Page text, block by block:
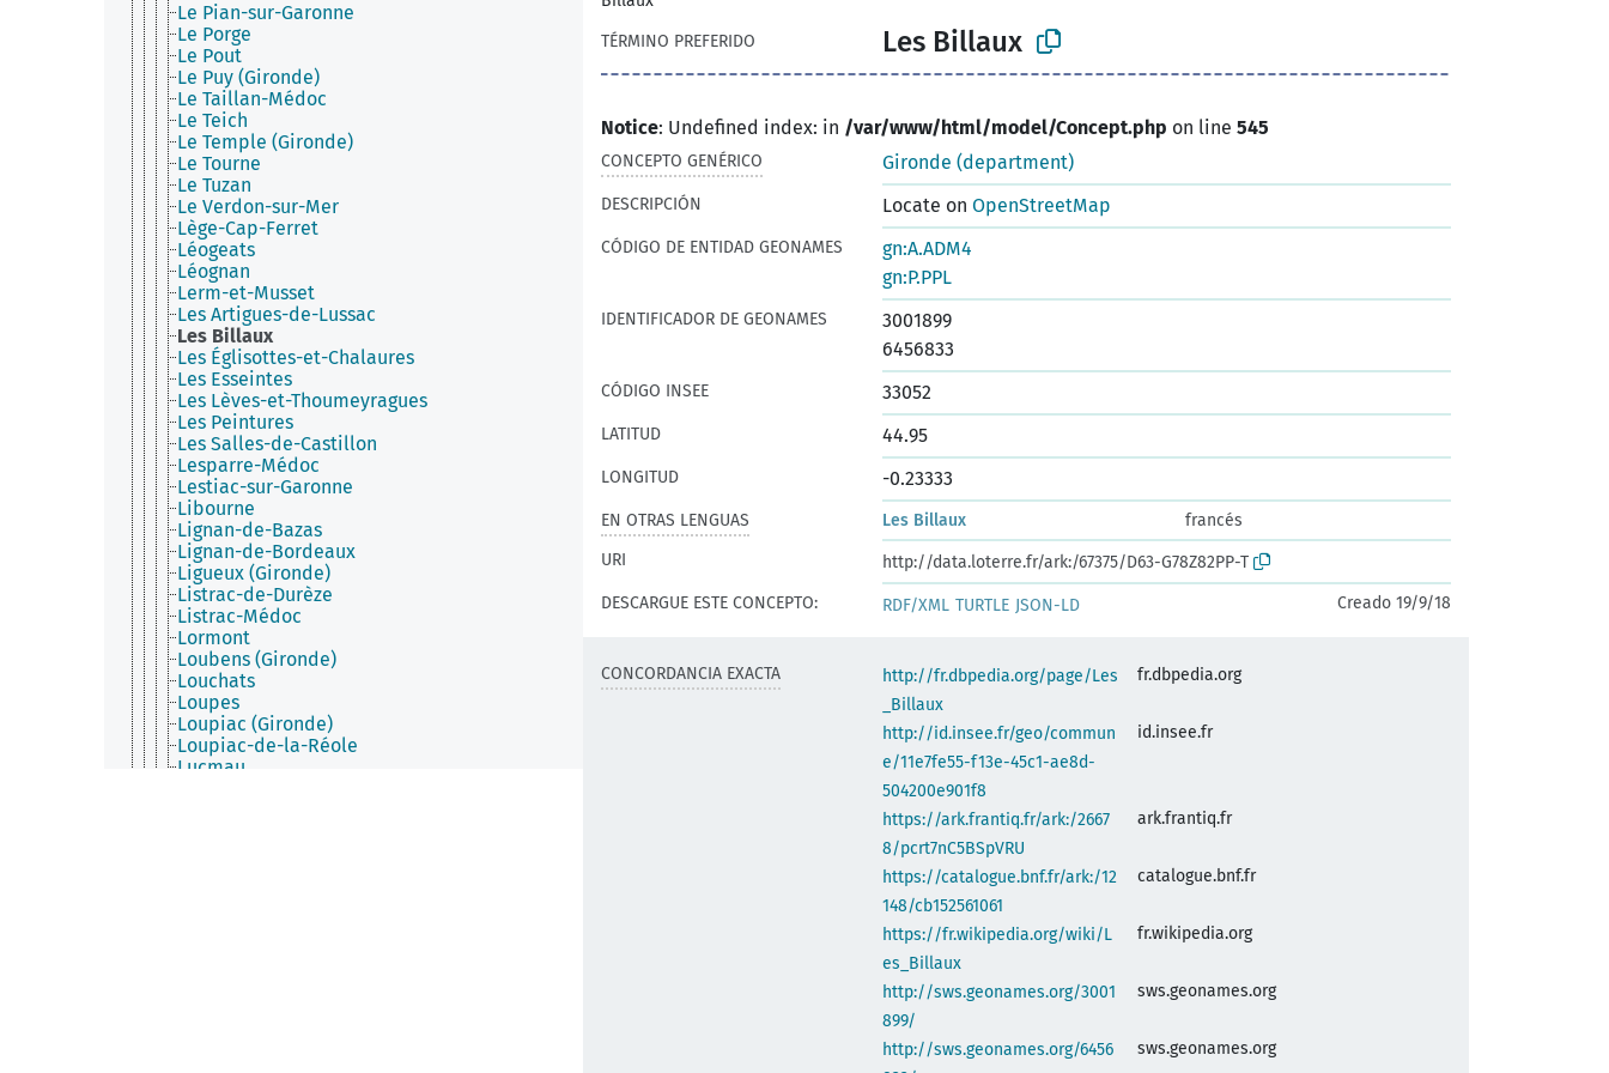
Le Pian-sur-Garonne
Le Porge
Le Pout
Le Puy (Gironde)
Le Taillan-Médoc
Le Teich
Le Temple (Gironde)
Le Tourne
Le Tuzan
Le Verdon-sur-Mer
Lège-Cap-Ferret
Léogeats
Léognan
Lerm-et-Musset
Les Artigues-de-Lussac
Les Billaux
Les Églisottes-et-Chalaures
Les Esseintes
Les Lèves-et-Thoumeyragues
Les Peintures
Les Salles-de-Castillon
Lesparre-Médoc
Lestiac-sur-Garonne
Libourne
Lignan-de-Bazas
Lignan-de-Bordeaux
Ligueux (Gironde)
Listrac-de-Durèze
Listrac-Médoc
Lormont
Loubens (Gironde)
Louchats
Loupes
Loupiac (Gironde)
Loupiac-de-la-Réole
Lucmau
TÉRMINO PREFERIDO
Les Billaux
Notice: Undefined index: in /var/www/html/model/Concept.php on line 545
CONCEPTO GENÉRICO Gironde (department)
DESCRIPCIÓN Locate on OpenStreetMap
CÓDIGO DE ENTIDAD GEONAMES
gn:A.ADM4
gn:P.PPL
IDENTIFICADOR DE GEONAMES
3001899
6456833
CÓDIGO INSEE 33052
LATITUD 44.95
LONGITUD -0.23333
EN OTRAS LENGUAS Les Billaux
francés
URI
http://data.loterre.fr/ark:/67375/D63-G78Z82PP-T
DESCARGUE ESTE CONCEPTO:
RDF/XML TURTLE JSON-LD Creado 19/9/18
CONCORDANCIA EXACTA
http://fr.dbpedia.org/page/Les
_Billaux
fr.dbpedia.org
http://id.insee.fr/geo/commun
e/11e7fe55-f13e-45c1-ae8d-
504200e901f8
id.insee.fr
https://ark.frantiq.fr/ark:/2667
8/pcrt7nC5BSpVRU
ark.frantiq.fr
https://catalogue.bnf.fr/ark:/12
148/cb152561061
catalogue.bnf.fr
https://fr.wikipedia.org/wiki/L
es_Billaux
fr.wikipedia.org
http://sws.geonames.org/3001
899/
sws.geonames.org
http://sws.geonames.org/6456
sws.geonames.org